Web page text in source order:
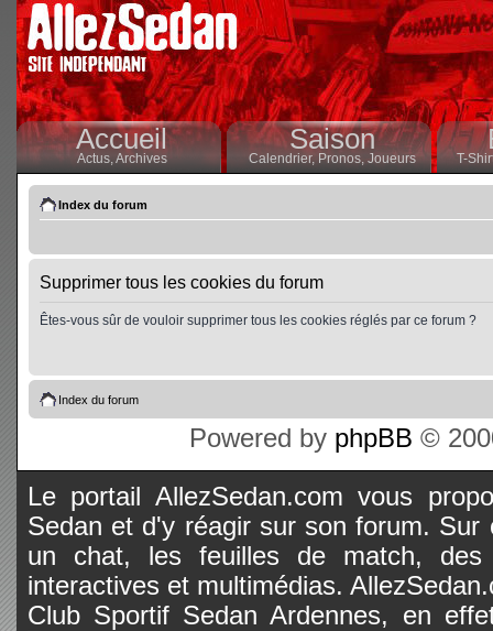
Accueil
Actus,Archives
Saison
Calendrier,Pronos, Joueurs T-
Index du forum
Supprimer tous les cookies du forum
Êtes-vous sûr de vouloir supprimer tous les cookies réglés par ce forum ?
Index du forum
Powered by phpBB ©
Le portail AllezSedan.com vous
Sedan et d'y réagir sur son forum.
un chat, les feuilles de match, des
interactives et multimédias.
Club Sportif Sedan Ardennes, en